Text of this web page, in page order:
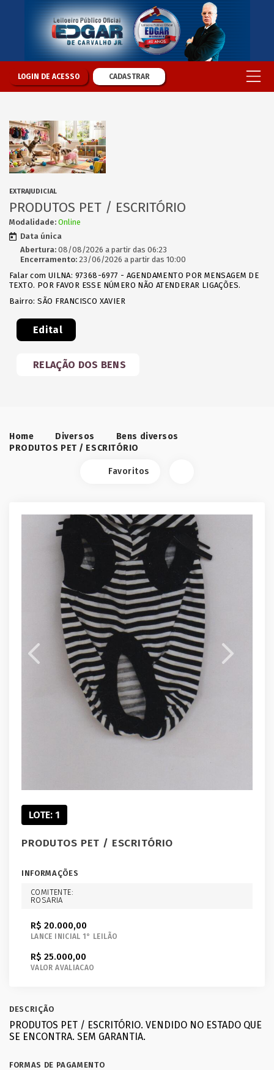
LOGIN DE ACESSO CADASTRAR
EXTRAJUDICIAL
PRODUTOS PET / ESCRITÓRIO
Modalidade: Online
Data única
Abertura: 08/08/2026 a partir das 06:23
Encerramento: 23/06/2026 a partir das 10:00
Falar com UILNA: 97368-6977 - AGENDAMENTO POR MENSAGEM DE
TEXTO. POR FAVOR ESSE NÚMERO NÃO ATENDERAR LIGAÇÕES.
Bairro: SÃO FRANCISCO XAVIER
Edital
RELAÇÃO DOS BENS
Home Diversos
Bens diversos
PRODUTOS PET / ESCRITÓRIO
Favoritos
LOTE: 1
PRODUTOS PET / ESCRITÓRIO
INFORMAÇÕES
COMITENTE:
ROSARIA
R$ 20.000,00
LANCE INICIAL 1° LEILÃO
R$ 25.000,00
VALOR AVALIACAO
DESCRIÇÃO
PRODUTOS PET / ESCRITÓRIO. VENDIDO NO ESTADO QUE
SE ENCONTRA. SEM GARANTIA.
FORMAS DE PAGAMENTO